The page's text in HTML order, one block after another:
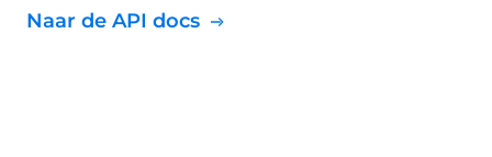
Naar de API docs